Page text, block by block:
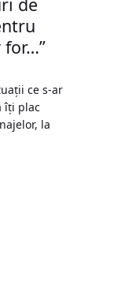
for…”
ce s-ar
îți plac
la